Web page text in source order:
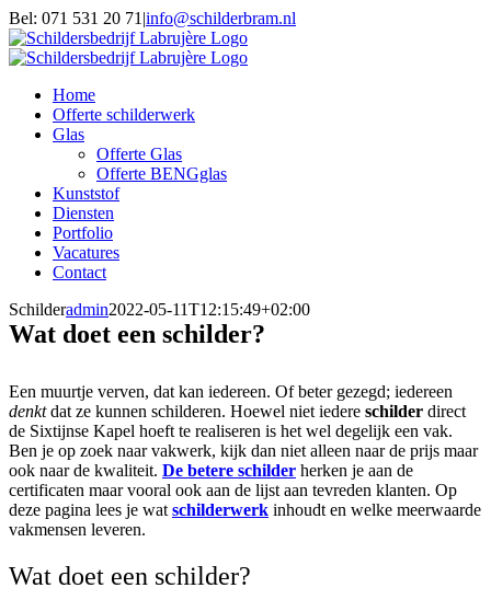
Skip
to
content
Bel: 071 531 20 71 |info@schilderbram.nl
facebook
twitter
youtube
E-
mail
Home
Offerte schilderwerk
Glas
Offerte Glas
Offerte BENGglas
Kunststof
Diensten
Portfolio
Vacatures
Contact
Schilderadmin2022-05-11T12:15:49+02:00
Wat doet een schilder?
Een muurtje verven, dat kan iedereen. Of beter gezegd; iedereen
denktdat ze kunnen schilderen. Hoewel niet iedere schilder direct
de Sixtijnse Kapel hoeft te realiseren is het wel degelijk een vak.
Ben je op zoek naar vakwerk, kijk dan niet alleen naar de prijs maar
ook naar de kwaliteit. De betere schilder herken je aan de
certificaten maar vooral ook aan de lijst aan tevreden klanten. Op
deze pagina lees je wat schilderwerk inhoudt en welke meerwaarde
vakmensen leveren.
Wat doet een schilder?